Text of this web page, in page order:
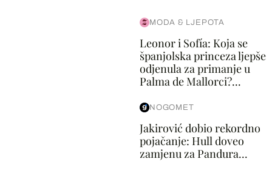
MODA & LJEPOTA
Leonor i Sofía: Koja se
španjolska princeza ljepše
odjenula za primanje u
Palma de Mallorci?...
NOGOMET
Jakirović dobio rekordno
pojačanje: Hull doveo
zamjenu za Pandura...